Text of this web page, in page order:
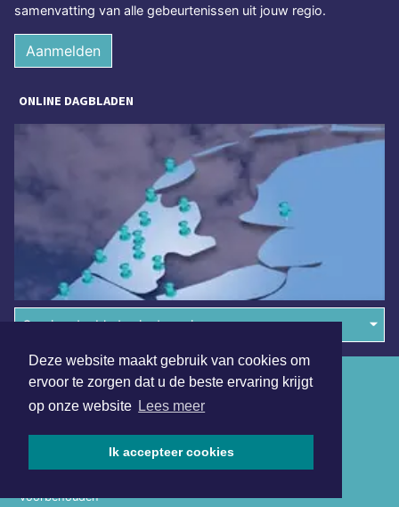
Deze website maakt gebruik van cookies om
ervoor te zorgen dat u de beste ervaring krijgt
op onze website Lees meer
Ik accepteer cookies
samenvatting van alle gebeurtenissen uit jouw regio.
Aanmelden
ONLINE DAGBLADEN
Overige dagbladen in de regio
voorbehouden
Algemene voorwaarden
Disclaimer